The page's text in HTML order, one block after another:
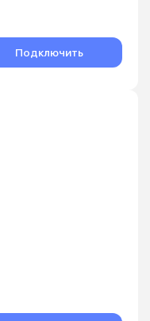
Подключить